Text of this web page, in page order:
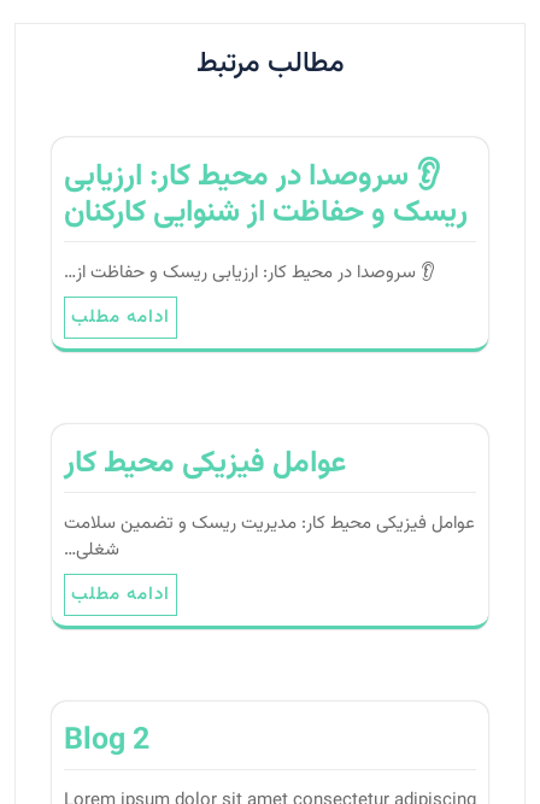
مطالب مرتبط
👂 سروصدا در محیط کار: ارزیابی
ریسک و حفاظت از شنوایی کارکنان
👂 سروصدا در محیط کار: ارزیابی ریسک و حفاظت از…
ادامه مطلب
عواﻣﻞ ﻓﯿﺰﯾﮑﯽ ﻣﺤﯿﻂ ﮐﺎر
عواﻣﻞ ﻓﯿﺰﯾﮑﯽ ﻣﺤﯿﻂ ﮐﺎر: ﻣﺪﯾﺮﯾﺖ رﯾﺴﮏ و ﺗﻀﻤﯿﻦ ﺳﻼﻣﺖ
ﺷﻐﻠﯽ…
ادامه مطلب
Blog 2